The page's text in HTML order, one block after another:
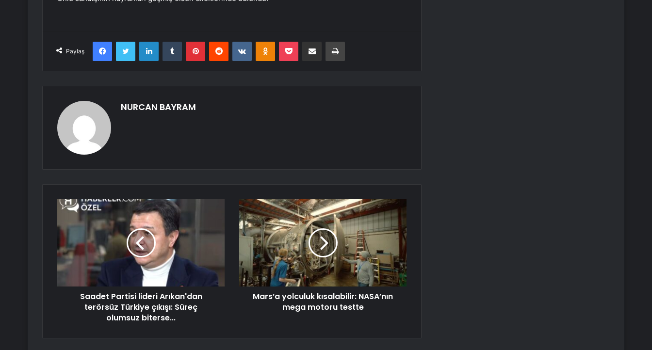
Paylaş
FacebookTwitter LinkedInTumblr PinterestReddit VKontakteOdnoklassniki
Pocket E-Posta ile paylaş Yazdır
NURCAN BAYRAM
Saadet Partisi lideri Arıkan'dan
terörsüz Türkiye çıkışı: Süreç
olumsuz biterse...
Mars’a yolculuk kısalabilir: NASA’nın
mega motoru testte